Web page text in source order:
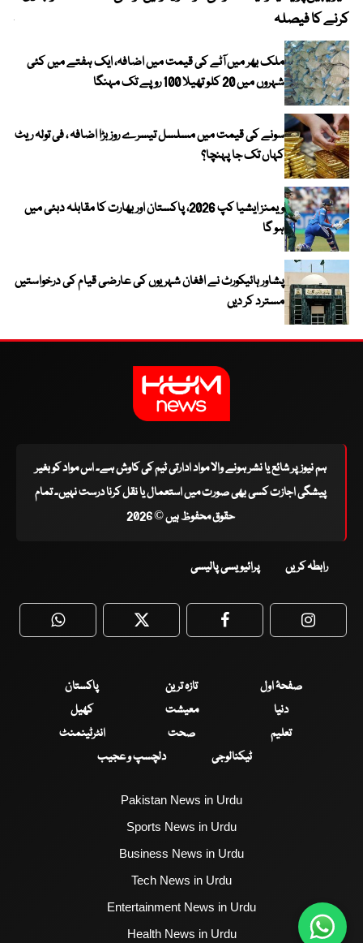
کرنے کا فیصلہ
ملک بھر میں آٹے کی قیمت میں اضافہ، ایک ہفتے میں کئی
شہروں میں 20 کلو تھیلا 100 روپے تک مہنگا
سونے کی قیمت میں مسلسل تیسرے روز بڑا اضافہ ، فی تولہ ریٹ
کہاں تک جا پہنچا؟
ویمنز ایشیا کپ 2026، پاکستان اور بھارت کا مقابلہ دبئی میں
ہو گا
پشاور ہائیکورٹ نے افغان شہریوں کی عارضی قیام کی درخواستیں
مسترد کر دیں
ہم نیوز پر شائع یا نشر ہونے والا مواد ادارتی ٹیم کی کاوش ہے۔ اس مواد کو بغیر
پیشگی اجازت کسی بھی صورت میں استعمال یا نقل کرنا درست نہیں۔ تمام
حقوق محفوظ ہیں © 2026
رابطہ کریں پرائیویسی پالیسی
WhatsApp Twitter Facebook
صفحۂ اول تازہ ترین
پاکستان
دنیا
معیشت
کھیل
تعلیم
صحت
انٹرٹینمنٹ
ٹیکنالوجی
دلچسپ و عجیب
Pakistan News in Urdu
Sports News in Urdu
Business News in Urdu
Tech News in Urdu
Entertainment News in Urdu
Health News in Urdu